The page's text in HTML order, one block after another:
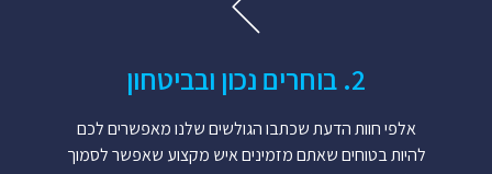
2. בוחרים נכון ובביטחון
אלפי חוות הדעת שכתבו הגולשים שלנו מאפשרים לכם
להיות בטוחים שאתם מזמינים איש מקצוע שאפשר לסמוך